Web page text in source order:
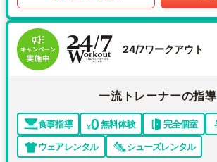
24/7ワークアウト
一流トレーナーの指導
食事指導 無料体験 完全個室
ウェアレンタル
シューズレンタル